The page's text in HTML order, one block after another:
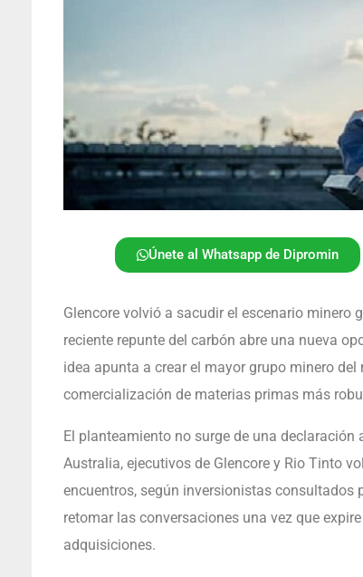
Únete al Whatsapp de Dipromin
Glencore volvió a sacudir el escenario minero
reciente repunte del carbón abre una nueva
idea apunta a crear el mayor grupo minero
comercialización de materias primas más
El planteamiento no surge de una
Australia, ejecutivos de Glencore y Rio Tinto
encuentros, según inversionistas consultados
retomar las conversaciones una vez que
adquisiciones.